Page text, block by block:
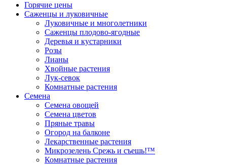
Горячие цены
Саженцы и луковичные
Луковичные и многолетники
Саженцы плодово-ягодные
Деревья и кустарники
Розы
Лианы
Хвойные растения
Лук-севок
Комнатные растения
Семена
Семена овощей
Семена цветов
Пряные травы
Огород на балконе
Лекарственные растения
Микрозелень Срежь и съешь!™
Комнатные растения